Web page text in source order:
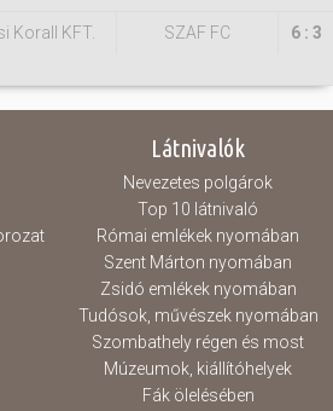
Korall KFT. SZAF FC 6 : 3
Látnivalók
Nevezetes polgárok
Top 10 látnivaló
Római emlékek nyomában
Szent Márton nyomában
Zsidó emlékek nyomában
Tudósok, művészek nyomában
Szombathely régen és most
Múzeumok, kiállítóhelyek
Fák ölelésében